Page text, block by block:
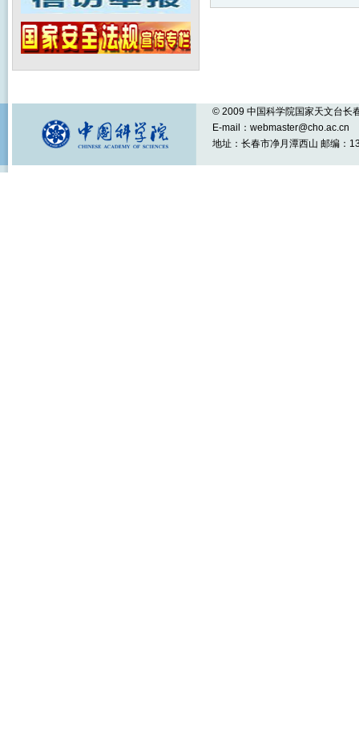
© 2009 中国科学院国家天文台长
E-mail：webmaster@cho.ac.cn
地址：长春市净月潭西山 邮编：